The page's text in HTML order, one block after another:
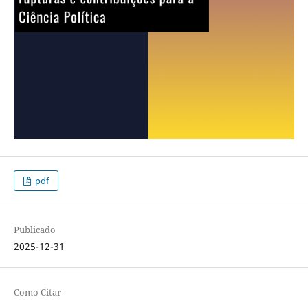
pdf
Publicado
2025-12-31
Como Citar